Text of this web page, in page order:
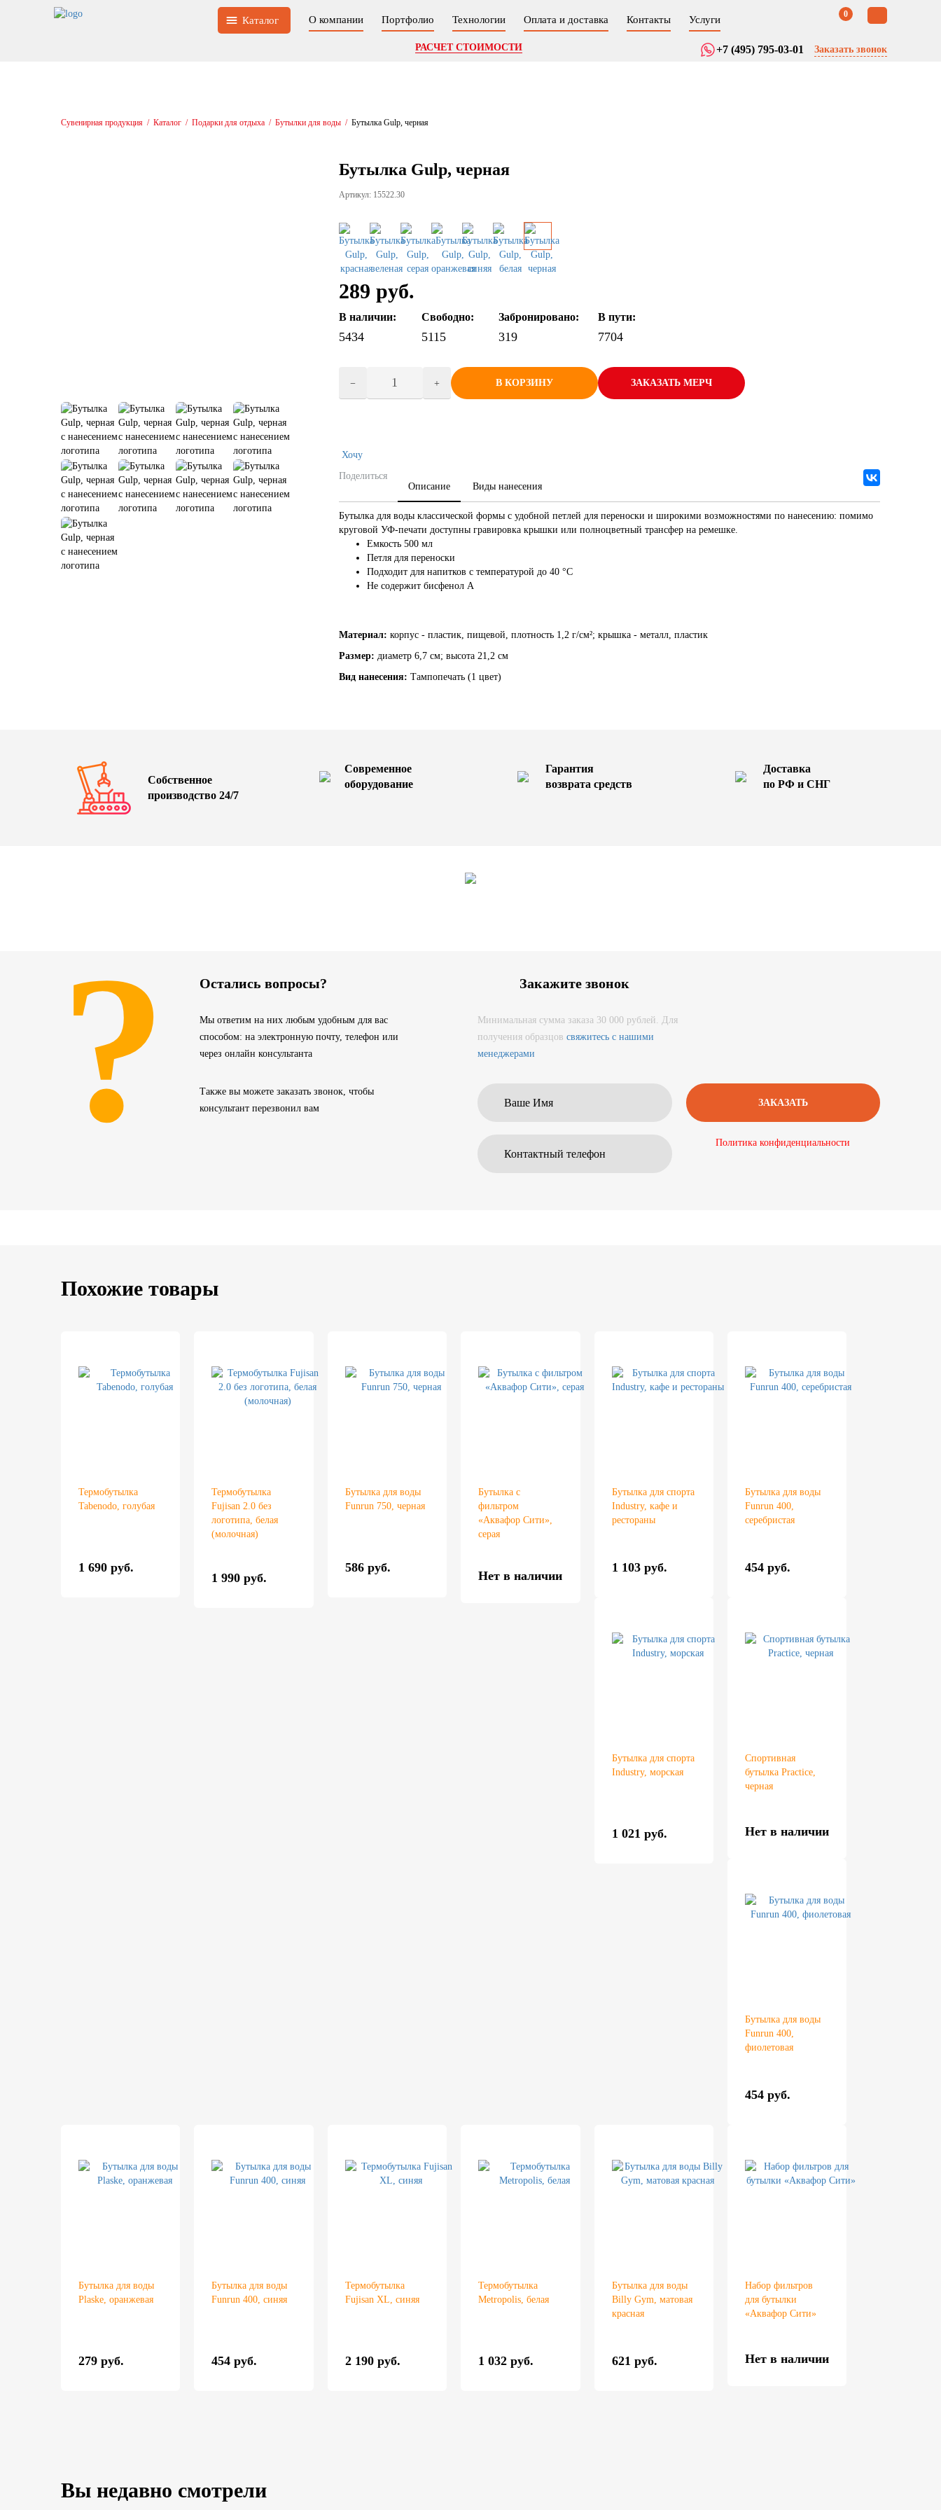
Каталог О компании Портфолио Технологии Оплата и доставка Контакты Услуги
РАСЧЕТ СТОИМОСТИ
0
+7 (495) 795-03-01 Заказать звонок
Сувенирная продукция / Каталог / Подарки для отдыха / Бутылки для воды / Бутылка Gulp, черная
Бутылка Gulp, черная
Артикул: 15522.30
289 руб.
В наличии:
5434
Свободно:
5115
Забронировано:
319
В пути:
7704
В КОРЗИНУ ЗАКАЗАТЬ МЕРЧ
Хочу
Поделиться
Описание
Виды нанесения
Бутылка для воды классической формы с удобной петлей для переноски и широкими возможностями по нанесению: помимо
круговой УФ-печати доступны гравировка крышки или полноцветный трансфер на ремешке.
Емкость 500 мл
Петля для переноски
Подходит для напитков с температурой до 40 °C
Не содержит бисфенол А
Материал: корпус - пластик, пищевой, плотность 1,2 г/см²; крышка - металл, пластик
Размер: диаметр 6,7 см; высота 21,2 см
Вид нанесения: Тампопечать (1 цвет)
Собственное
производство 24/7
Современное
оборудование
Гарантия
возврата средств
Доставка
по РФ и СНГ
? Остались вопросы?
Мы ответим на них любым удобным для вас
способом: на электронную почту, телефон или
через онлайн консультанта
Также вы можете заказать звонок, чтобы
консультант перезвонил вам
Закажите звонок
Минимальная сумма заказа 30 000 рублей. Для
получения образцов свяжитесь с нашими
менеджерами
Политика конфиденциальности
Похожие товары
Термобутылка
Tabenodo, голубая
1 690 руб.
Термобутылка
Fujisan 2.0 без
логотипа, белая
(молочная)
1 990 руб.
Бутылка для воды
Funrun 750, черная
586 руб.
Бутылка с
фильтром
«Аквафор Сити»,
серая
Нет в наличии
Бутылка для спорта
Industry, кафе и
рестораны
1 103 руб.
Бутылка для воды
Funrun 400,
серебристая
454 руб.
Бутылка для спорта
Industry, морская
1 021 руб.
Спортивная
бутылка Practice,
черная
Нет в наличии
Бутылка для воды
Funrun 400,
фиолетовая
454 руб.
Бутылка для воды
Plaske, оранжевая
279 руб.
Бутылка для воды
Funrun 400, синяя
454 руб.
Термобутылка
Fujisan XL, синяя
2 190 руб.
Термобутылка
Metropolis, белая
1 032 руб.
Бутылка для воды
Billy Gym, матовая
красная
621 руб.
Набор фильтров
для бутылки
«Аквафор Сити»
Нет в наличии
Вы недавно смотрели